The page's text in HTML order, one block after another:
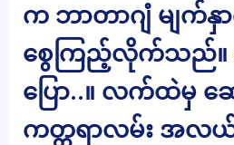
က ဘာတာဂျံ မျက်
စွေကြည့်လိုက်သည်။
ပြော..။ လက်ထဲမှ ဆ
ကတ္တရာလမ်း အ